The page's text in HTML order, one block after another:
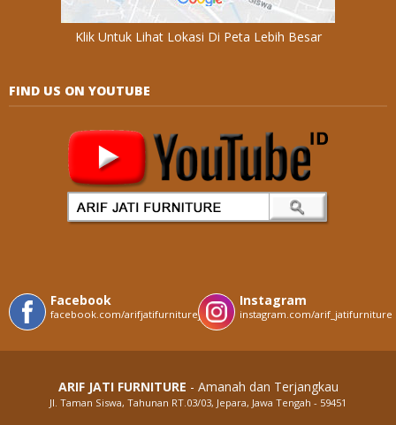
Klik Untuk Lihat Lokasi Di Peta Lebih Besar
FIND US ON YOUTUBE
Facebook
facebook.com/arifjatifurniturejepara
Instagram
instagram.com/arif_jatifurniture
ARIF JATI FURNITURE - Amanah dan Terjangkau
Jl. Taman Siswa, Tahunan RT.03/03, Jepara, Jawa Tengah - 59451